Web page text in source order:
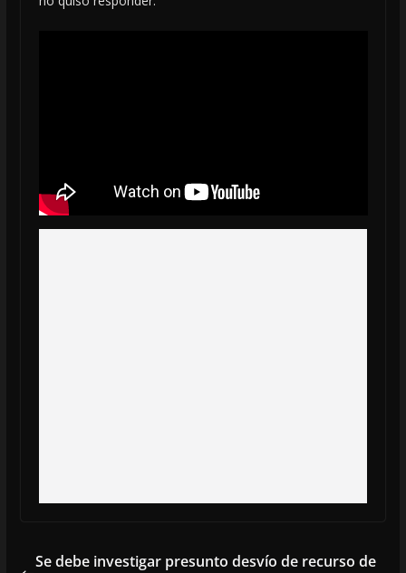
Se debe investigar presunto desvío de recurso de